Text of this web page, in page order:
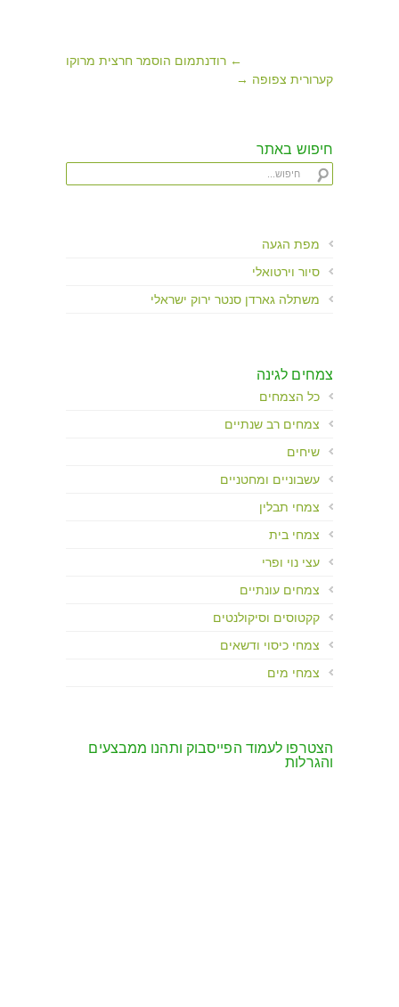
← רודנתמום הוסמר חרצית מרוקו
קערורית צפופה →
חיפוש באתר
מפת הגעה
סיור וירטואלי
משתלה גארדן סנטר ירוק ישראלי
צמחים לגינה
כל הצמחים
צמחים רב שנתיים
שיחים
עשבוניים ומחטניים
צמחי תבלין
צמחי בית
עצי נוי ופרי
צמחים עונתיים
קקטוסים וסיקולנטים
צמחי כיסוי ודשאים
צמחי מים
הצטרפו לעמוד הפייסבוק ותהנו ממבצעים
והגרלות